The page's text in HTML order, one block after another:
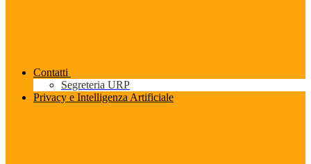
Contatti
Segreteria URP
Privacy e Intelligenza Artificiale